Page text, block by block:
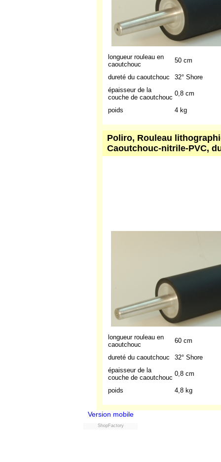
longueur rouleau en
caoutchouc
50 cm
dureté du caoutchouc
32° Shore
épaisseur de la
couche de caoutchouc
0,8 cm
poids 4 kg
Poliro, Rouleau
Caoutchouc-nitrile-PVC,
longueur rouleau en
caoutchouc
60 cm
dureté du caoutchouc
32° Shore
épaisseur de la
couche de caoutchouc
0,8 cm
poids 4,8 kg
Version mobile
ShopFactory